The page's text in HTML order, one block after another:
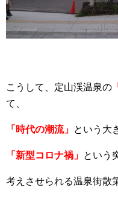
こうして、定山渓温泉の
て、
「時代の潮流」 という大
「新型コロナ禍」 という
考えさせられる温泉街散